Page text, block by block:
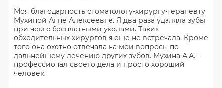
Моя благодарность стоматологу-хирургу-терапевту
Мухиной Анне Алексеевне. Я два раза удаляла зубы
при чем с бесплатными уколами. Таких
обходительных хирургов я еще не встречала. Кроме
того она охотно отвечала на мои вопросы по
дальнейшему лечению других зубов. Мухина А.А. -
профессионал своего дела и просто хороший
человек.